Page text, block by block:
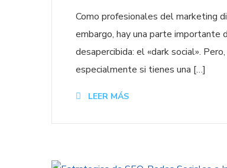
Como profesionales del marketing
embargo, hay una parte importante
desapercibida: el «dark social».
especialmente si tienes una […]
LEER MÁS